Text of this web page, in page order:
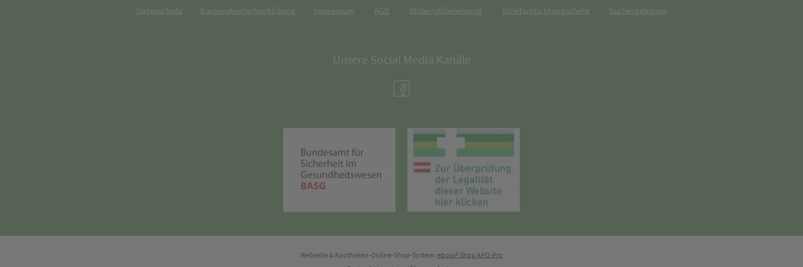
Datenschutz Barrierefreiheitserklräung Impressum AGB Widerrufsbelehrung Streitschlichtungsstelle Suchergebnisse
Unsere Social Media Kanäle
(öffnet in neuem Tab)
Webseite & Apotheken-Online-Shop-System: eboxx® Shop APO-Pro